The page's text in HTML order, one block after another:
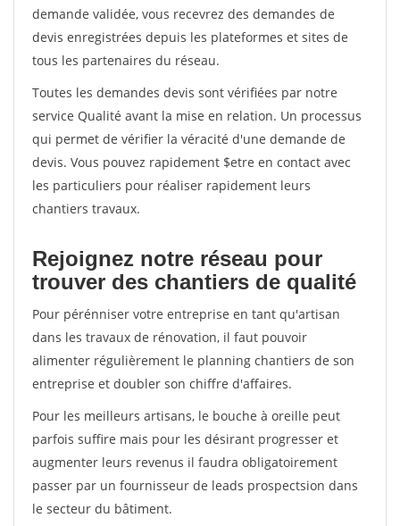
demande validée, vous recevrez des demandes de
devis enregistrées depuis les plateformes et sites de
tous les partenaires du réseau.
Toutes les demandes devis sont vérifiées par notre
service Qualité avant la mise en relation. Un processus
qui permet de vérifier la véracité d'une demande de
devis. Vous pouvez rapidement $etre en contact avec
les particuliers pour réaliser rapidement leurs
chantiers travaux.
Rejoignez notre réseau pour
trouver des chantiers de qualité
Pour pérénniser votre entreprise en tant qu'artisan
dans les travaux de rénovation, il faut pouvoir
alimenter régulièrement le planning chantiers de son
entreprise et doubler son chiffre d'affaires.
Pour les meilleurs artisans, le bouche à oreille peut
parfois suffire mais pour les désirant progresser et
augmenter leurs revenus il faudra obligatoirement
passer par un fournisseur de leads prospectsion dans
le secteur du bâtiment.